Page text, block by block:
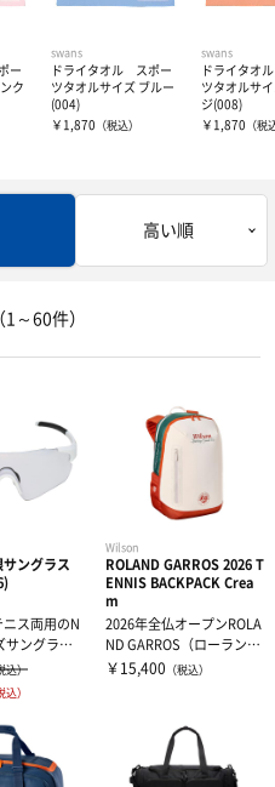
ー
ク
swans
ドライタオル スポー
ツタオルサイズ ブルー
(004)
￥1,870
（税込）
swans
ドライタオ
ツタオルサ
ジ(008)
￥1,870
（税
1～60件）
高い順
サングラス
ス両用のN
サングラ
に応じ
...
込）
込）
Wilson
ROLAND GARROS 2026 T
ENNIS BACKPACK Crea
m
2026年全仏オープンROLA
ND GARROS（ローラン・
ギャロス）デザインの...
￥15,400 （税込）